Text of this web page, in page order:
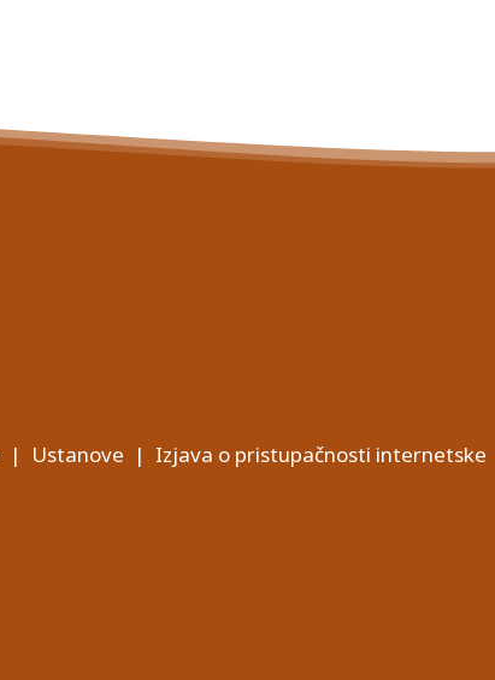
| Ustanove | Izjava o pristupačnosti internetske